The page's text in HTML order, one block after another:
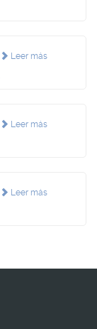
Leer más
Leer más
Leer más